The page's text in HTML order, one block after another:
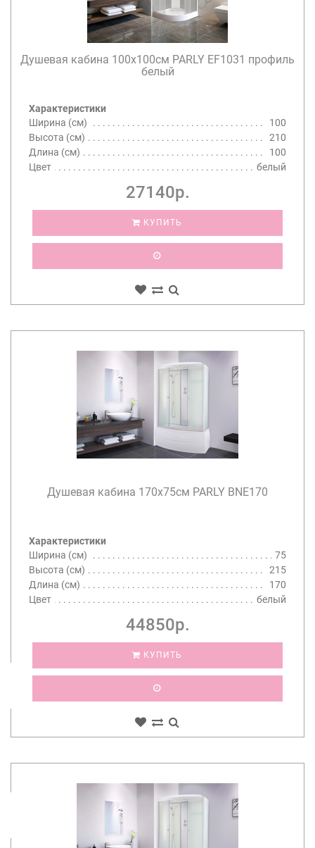
Душевая кабина 100х100см PARLY EF1031 профиль
белый
Характеристики
Ширина (см)
100
Высота (см)
210
Длина (см)
100
Цвет
белый
27140р.
КУПИТЬ
Душевая кабина 170х75см PARLY BNE170
Характеристики
Ширина (см)
75
Высота (см)
215
Длина (см)
170
Цвет
белый
44850р.
КУПИТЬ